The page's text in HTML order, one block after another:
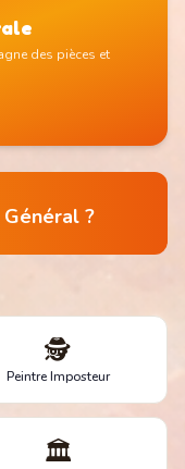
des pièces et
?
🕵️
Peintre Imposteur
🏛️